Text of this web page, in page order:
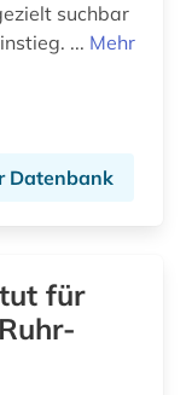
suchbar
... Mehr
Datenbank
für